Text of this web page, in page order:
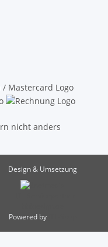
nicht anders
Design & Umsetzung
Powered by